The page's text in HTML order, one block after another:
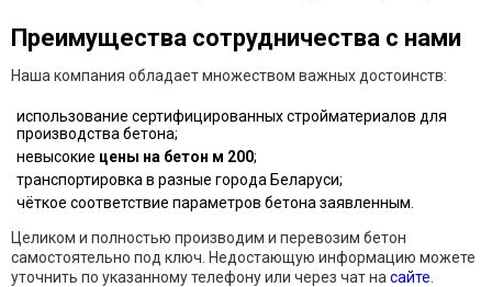
Преимущества сотрудничества с нами
Наша компания обладает множеством важных достоинств:
использование сертифицированных стройматериалов для
производства бетона;
невысокие цены на бетон м 200;
транспортировка в разные города Беларуси;
чёткое соответствие параметров бетона заявленным.
Целиком и полностью производим и перевозим бетон
самостоятельно под ключ. Недостающую информацию можете
уточнить по указанному телефону или через чат на сайте